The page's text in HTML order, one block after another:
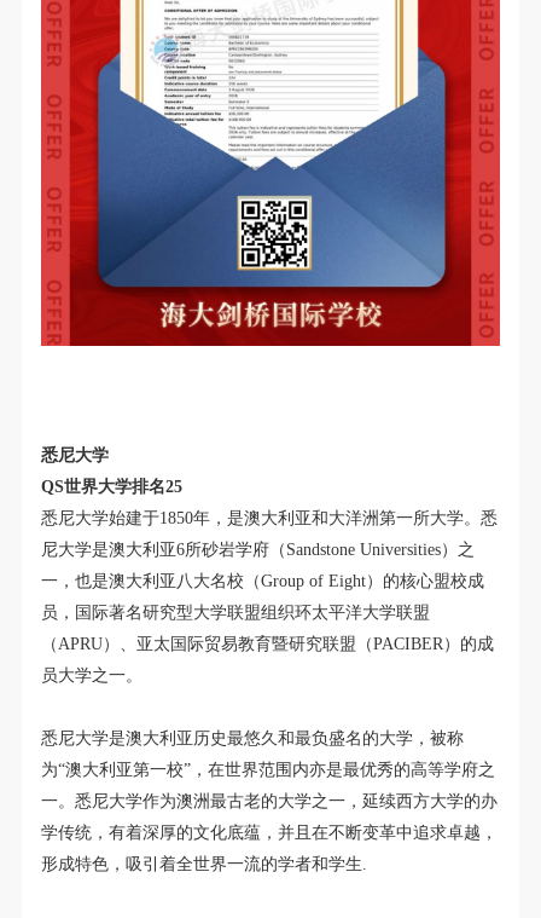
悉尼大学
QS世界大学排名25
悉尼大学始建于1850年，是澳大利亚和大洋洲第一所大学。悉
尼大学是澳大利亚6所砂岩学府（Sandstone Universities）之
一，也是澳大利亚八大名校（Group of Eight）的核心盟校成
员，国际著名研究型大学联盟组织环太平洋大学联盟
（APRU）、亚太国际贸易教育暨研究联盟（PACIBER）的成
员大学之一。
悉尼大学是澳大利亚历史最悠久和最负盛名的大学，被称
为“澳大利亚第一校”，在世界范围内亦是最优秀的高等学府之
一。悉尼大学作为澳洲最古老的大学之一，延续西方大学的办
学传统，有着深厚的文化底蕴，并且在不断变革中追求卓越，
形成特色，吸引着全世界一流的学者和学生.